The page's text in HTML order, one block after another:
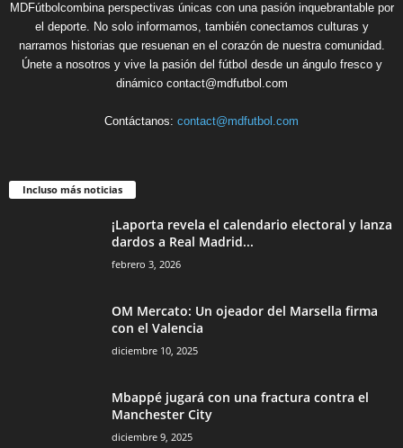
MDFútbolcombina perspectivas únicas con una pasión inquebrantable por
el deporte. No solo informamos, también conectamos culturas y
narramos historias que resuenan en el corazón de nuestra comunidad.
Únete a nosotros y vive la pasión del fútbol desde un ángulo fresco y
dinámico contact@mdfutbol.com
Contáctanos: contact@mdfutbol.com
Incluso más noticias
¡Laporta revela el calendario electoral y lanza
dardos a Real Madrid...
febrero 3, 2026
OM Mercato: Un ojeador del Marsella firma
con el Valencia
diciembre 10, 2025
Mbappé jugará con una fractura contra el
Manchester City
diciembre 9, 2025